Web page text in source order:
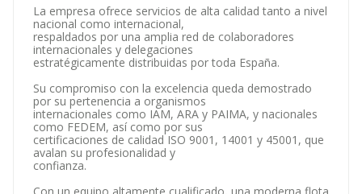
se encuentran compañías como:Santa Fe Relocation
Services S.AyAgs Mudanzas Internacionales S.L
En el ranking nacional, se ha posicionado 3.735 puestos
por debajo, pasando del puesto 21.598 al 25.333. En
2025, destacanLiberty Cargo S.LyMiramar Cruises
como mejores empresas antes de la compañía;
adelanta empresas comoJeszabe 2001 S.Ly
Apartamentos La Media Luna S.A
905 puestos, pasando del 5.518 al 6.423 en el ranking
provincial.
Para comunicarse con sus oficinas, el número de
teléfono es 917230147 y su correo es
web aquí:www.grupoamygo.com.
La empresa ofrece servicios de alta calidad tanto a nivel
nacional como internacional,
respaldados por una amplia red de colaboradores
internacionales y delegaciones
estratégicamente distribuidas por toda España.
Su compromiso con la excelencia queda demostrado
por su pertenencia a organismos
internacionales como IAM, ARA y PAIMA, y nacionales
como FEDEM, así como por sus
certificaciones de calidad ISO 9001, 14001 y 45001, que
avalan su profesionalidad y
confianza.